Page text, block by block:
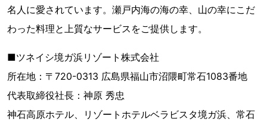
名人に愛されています。瀬戸内海の海の幸、山の幸にこだ
わった料理と上質なサービスをご提供します。
■ツネイシ境ガ浜リゾート株式会社
所在地：〒720-0313 広島県福山市沼隈町常石1083番地
代表取締役社長：神原 秀忠
神石高原ホテル、リゾートホテルベラビスタ境ガ浜、常石